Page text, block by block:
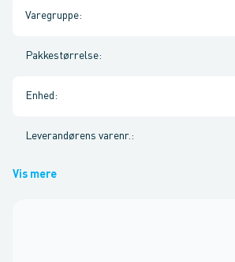
Varegruppe:
Pakkestørrelse:
Enhed :
Leverandørens varenr. :
Vis mere